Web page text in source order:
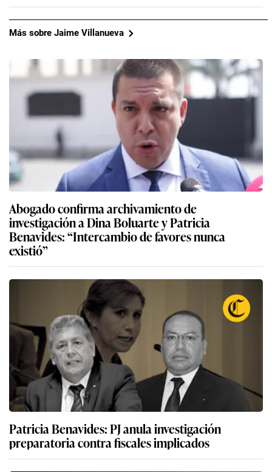
Más sobre Jaime Villanueva
Abogado confirma archivamiento de
investigación a Dina Boluarte y Patricia
Benavides: “Intercambio de favores nunca
existió”
Patricia Benavides: PJ anula investigación
preparatoria contra fiscales implicados